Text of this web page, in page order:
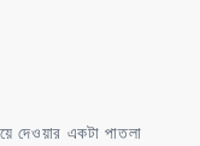
দেওয়ার একটা পাতলা